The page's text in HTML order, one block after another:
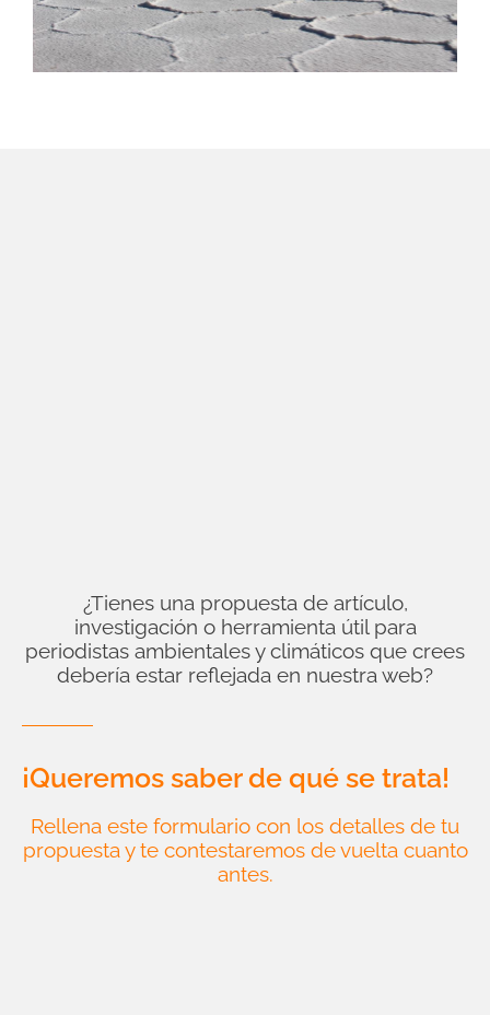
¿Tienes una propuesta de artículo,
investigación o herramienta útil para
periodistas ambientales y climáticos que crees
debería estar reflejada en nuestra web?
¡Queremos saber de qué se trata!
Rellena este formulario con los detalles de tu
propuesta y te contestaremos de vuelta cuanto
antes.